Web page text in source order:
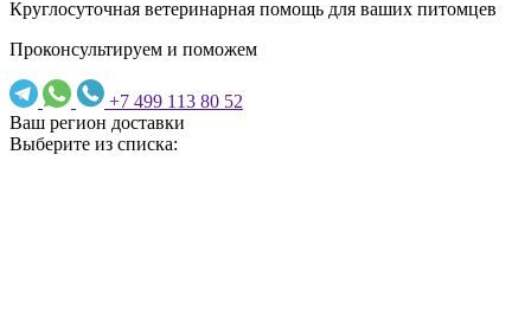
Круглосуточная ветеринарная помощь для ваших питомцев
Проконсультируем и поможем
+7 499 113 80 52
Ваш регион доставки
Выберите из списка: